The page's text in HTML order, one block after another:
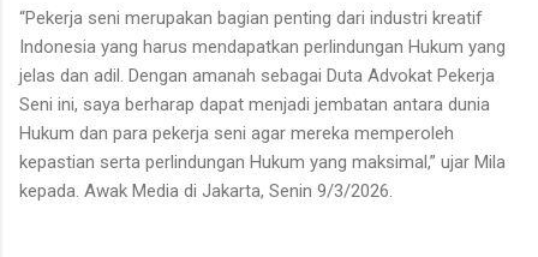
“Pekerja seni merupakan bagian penting dari industri kreatif
Indonesia yang harus mendapatkan perlindungan Hukum yang
jelas dan adil. Dengan amanah sebagai Duta Advokat Pekerja
Seni ini, saya berharap dapat menjadi jembatan antara dunia
Hukum dan para pekerja seni agar mereka memperoleh
kepastian serta perlindungan Hukum yang maksimal,” ujar Mila
kepada. Awak Media di Jakarta, Senin 9/3/2026.